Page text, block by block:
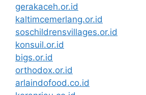
gerakaceh.or.id
kaltimcemerlang.or.id
soschildrensvillages.or.id
konsuil.or.id
bigs.or.id
orthodox.or.id
arlaindofood.co.id